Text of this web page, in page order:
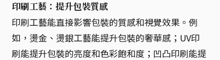
印刷工藝：提升包裝質感
印刷工藝能直接影響包裝的質感和視覺效果。例
如，燙金、燙銀工藝能提升包裝的奢華感；UV印
刷能提升包裝的亮度和色彩飽和度；凹凸印刷能提